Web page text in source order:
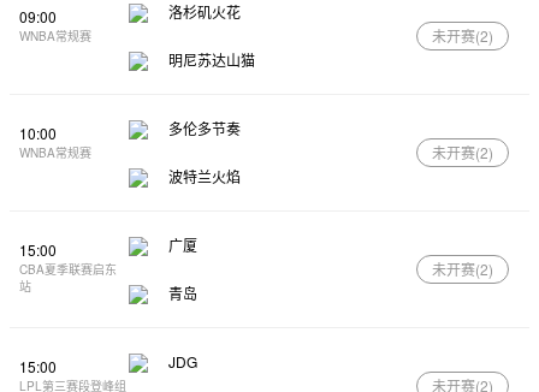
09:00
WNBA常规赛
洛杉矶火花
明尼苏达山猫
未开赛(2)
10:00
WNBA常规赛
多伦多节奏
波特兰火焰
未开赛(2)
15:00
CBA夏季联赛启东
站
广厦
青岛
未开赛(2)
15:00
LPL第三赛段登峰组
JDG
未开赛(2)